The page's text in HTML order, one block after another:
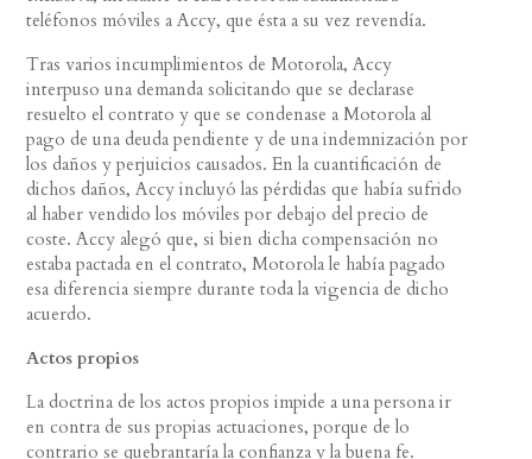
teléfonos móviles a Accy, que ésta a su vez revendía.
Tras varios incumplimientos de Motorola, Accy
interpuso una demanda solicitando que se declarase
resuelto el contrato y que se condenase a Motorola al
pago de una deuda pendiente y de una indemnización por
los daños y perjuicios causados. En la cuantificación de
dichos daños, Accy incluyó las pérdidas que había sufrido
al haber vendido los móviles por debajo del precio de
coste. Accy alegó que, si bien dicha compensación no
estaba pactada en el contrato, Motorola le había pagado
esa diferencia siempre durante toda la vigencia de dicho
acuerdo.
Actos propios
La doctrina de los actos propios impide a una persona ir
en contra de sus propias actuaciones, porque de lo
contrario se quebrantaría la confianza y la buena fe.